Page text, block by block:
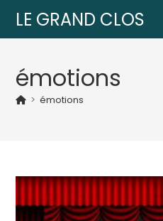
LE GRAND CLOS
émotions
> émotions